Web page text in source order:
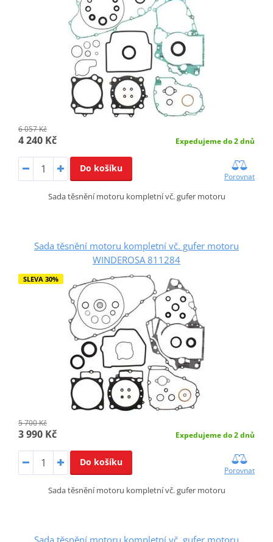
6 057 Kč
4 240 Kč Expedujeme do 2 dnů
Do košíku
Porovnat
Sada těsnění motoru kompletní vč. gufer motoru
Sada těsnění motoru kompletní vč. gufer motoru
WINDEROSA 811284
SLEVA 30%
5 700 Kč
3 990 Kč Expedujeme do 2 dnů
Do košíku
Porovnat
Sada těsnění motoru kompletní vč. gufer motoru